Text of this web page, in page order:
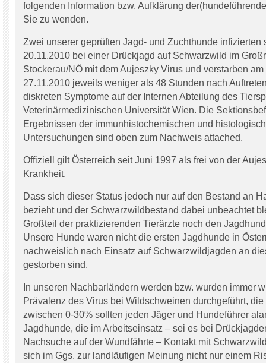
folgenden Information bzw. Aufklärung
Sie zu wenden.
Zwei unserer geprüften Jagd- und Zuchthunde infizierten
20.11.2010 bei einer Drückjagd auf Schwarzwild im
Stockerau/NÖ mit dem Aujeszky Virus und verstarben
27.11.2010 jeweils weniger als 48 Stunden nach
diskreten Symptome auf der Internen Abteilung des
Veterinärmedizinischen Universität Wien. Die
Ergebnissen der immunhistochemischen und
Untersuchungen sind oben zum Nachweis attached.
Offiziell gilt Österreich seit Juni 1997 als frei von der
Krankheit.
Dass sich dieser Status jedoch nur auf den Bestand an
bezieht und der Schwarzwildbestand dabei unbeachtet
Großteil der praktizierenden Tierärzte noch den
Unsere Hunde waren nicht die ersten Jagdhunde in
nachweislich nach Einsatz auf Schwarzwildjagden an
gestorben sind.
In unseren Nachbarländern werden bzw. wurden immer
Prävalenz des Virus bei Wildschweinen durchgeführt,
zwischen 0-30% sollten jeden Jäger und Hundeführer
Jagdhunde, die im Arbeitseinsatz – sei es bei
Nachsuche auf der Wundfährte – Kontakt mit
sich im Ggs. zur landläufigen Meinung nicht nur einem